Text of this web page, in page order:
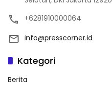
+6281910000064
info@presscorner.id
Kategori
Berita